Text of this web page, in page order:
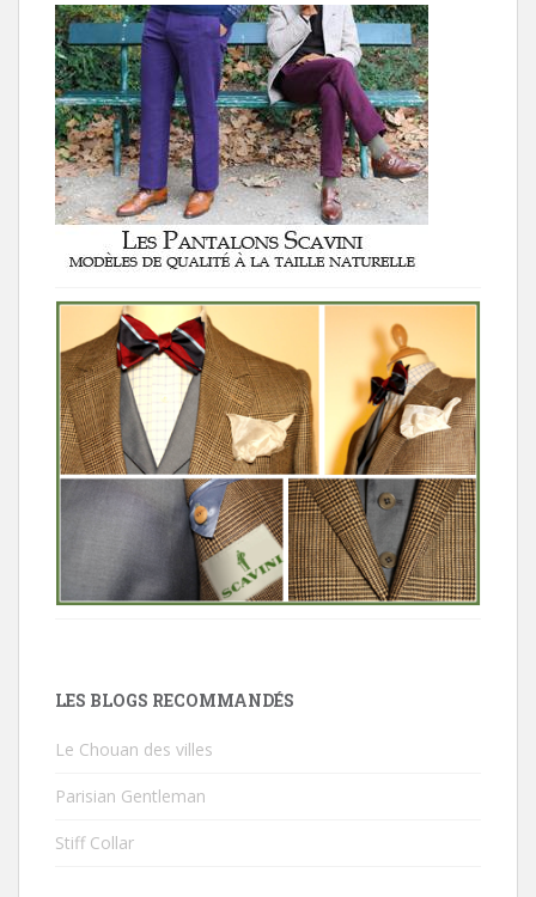
LES BLOGS RECOMMANDÉS
Le Chouan des villes
Parisian Gentleman
Stiff Collar